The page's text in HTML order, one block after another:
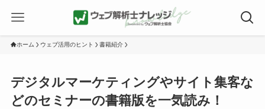
ホーム ウェブ活用のヒント 書籍紹介
デジタルマーケティングやサイト集客な
どのセミナーの書籍版を一気読み！